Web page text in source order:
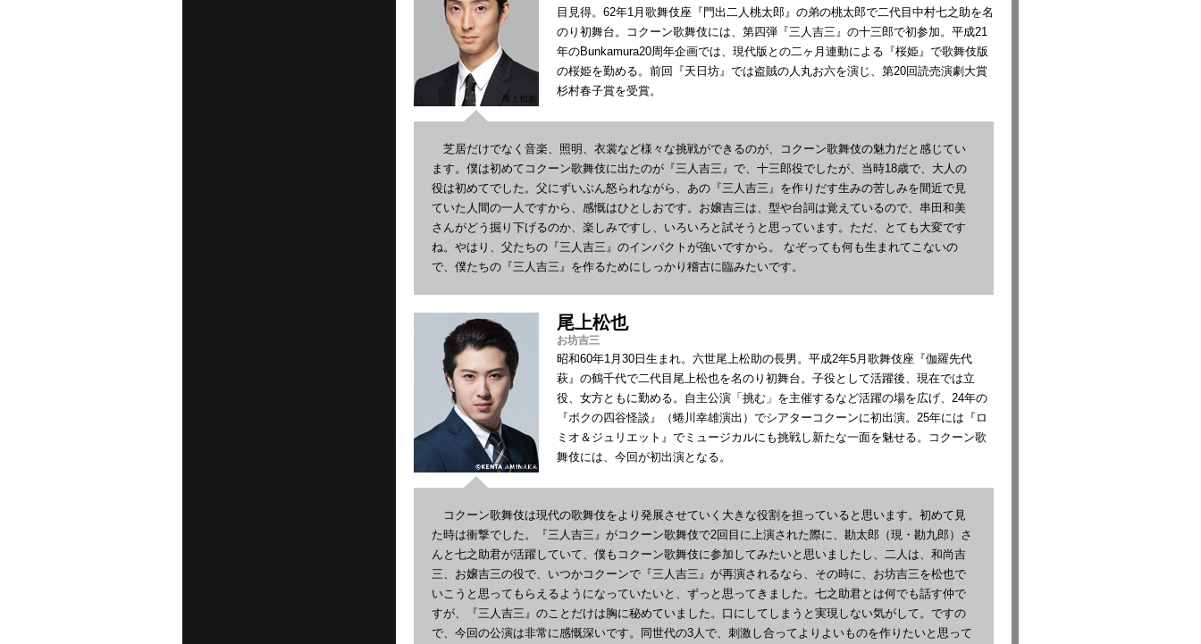
目見得。62年1月歌舞伎座『門出二人桃太郎』の弟の桃太郎で二代目中村七之助を名
のり初舞台。コクーン歌舞伎には、第四弾『三人吉三』の十三郎で初参加。平成21
年のBunkamura20周年企画では、現代版との二ヶ月連動による『桜姫』で歌舞伎版
の桜姫を勤める。前回『天日坊』では盗賊の人丸お六を演じ、第20回読売演劇大賞
杉村春子賞を受賞。
芝居だけでなく音楽、照明、衣裳など様々な挑戦ができるのが、コクーン歌舞伎の魅力だと感じてい
ます。僕は初めてコクーン歌舞伎に出たのが『三人吉三』で、十三郎役でしたが、当時18歳で、大人の
役は初めてでした。父にずいぶん怒られながら、あの『三人吉三』を作りだす生みの苦しみを間近で見
ていた人間の一人ですから、感慨はひとしおです。お嬢吉三は、型や台詞は覚えているので、串田和美
さんがどう掘り下げるのか、楽しみですし、いろいろと試そうと思っています。ただ、とても大変です
ね。やはり、父たちの『三人吉三』のインパクトが強いですから。 なぞっても何も生まれてこないの
で、僕たちの『三人吉三』を作るためにしっかり稽古に臨みたいです。
尾上松也
お坊吉三
昭和60年1月30日生まれ。六世尾上松助の長男。平成2年5月歌舞伎座『伽羅先代
萩』の鶴千代で二代目尾上松也を名のり初舞台。子役として活躍後、現在では立
役、女方ともに勤める。自主公演「挑む」を主催するなど活躍の場を広げ、24年の
『ボクの四谷怪談』（蜷川幸雄演出）でシアターコクーンに初出演。25年には『ロ
ミオ＆ジュリエット』でミュージカルにも挑戦し新たな一面を魅せる。コクーン歌
舞伎には、今回が初出演となる。
コクーン歌舞伎は現代の歌舞伎をより発展させていく大きな役割を担っていると思います。初めて見
た時は衝撃でした。『三人吉三』がコクーン歌舞伎で2回目に上演された際に、勘太郎（現・勘九郎）さ
んと七之助君が活躍していて、僕もコクーン歌舞伎に参加してみたいと思いましたし、二人は、和尚吉
三、お嬢吉三の役で、いつかコクーンで『三人吉三』が再演されるなら、その時に、お坊吉三を松也で
いこうと思ってもらえるようになっていたいと、ずっと思ってきました。七之助君とは何でも話す仲で
すが、『三人吉三』のことだけは胸に秘めていました。口にしてしまうと実現しない気がして。ですの
で、今回の公演は非常に感慨深いです。同世代の3人で、刺激し合ってよりよいものを作りたいと思って